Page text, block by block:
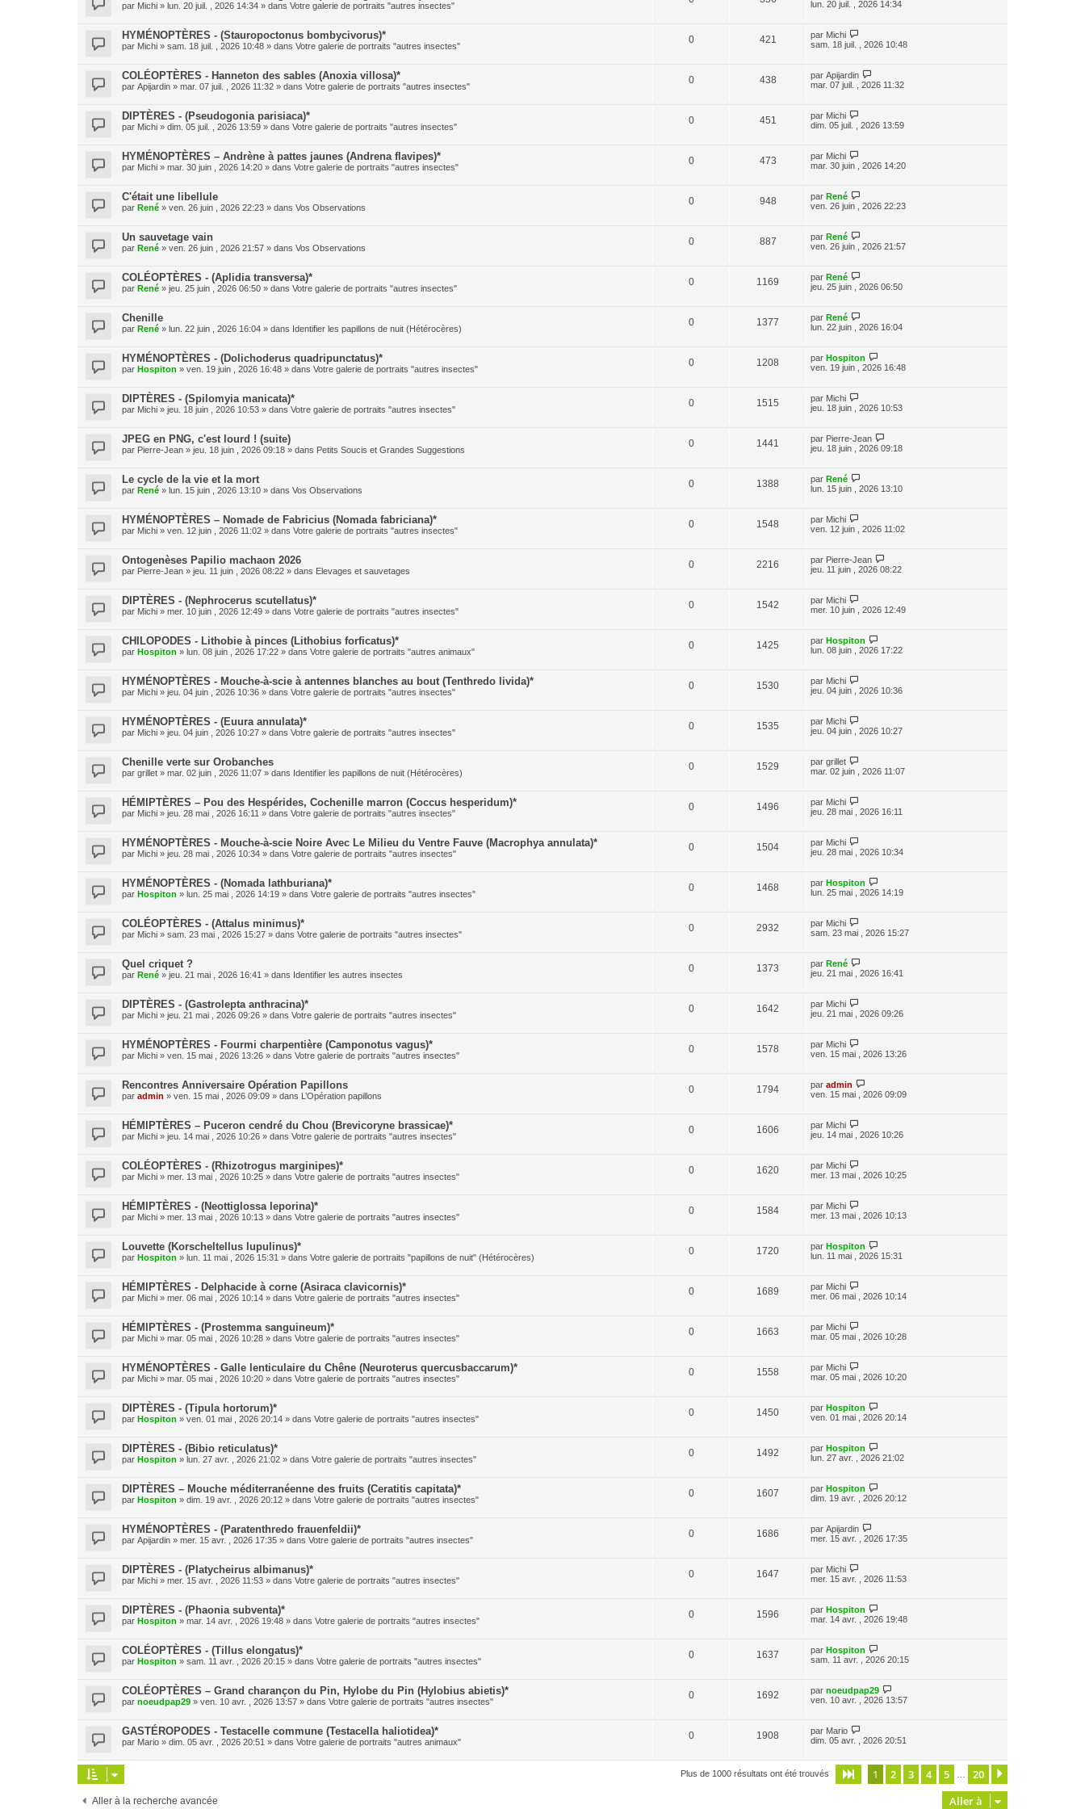
par Michi » lun. 20 juil. , 2026 14:34 » dans Votre galerie de portraits "autres insectes"
lun. 20 juil. , 2026 14:34
HYMÉNOPTÈRES - (Stauropoctonus bombycivorus)*
par Michi » sam. 18 juil. , 2026 10:48 » dans Votre galerie de portraits "autres insectes"
0 421 par Michi
sam. 18 juil. , 2026 10:48
COLÉOPTÈRES - Hanneton des sables (Anoxia villosa)*
par Apijardin » mar. 07 juil. , 2026 11:32 » dans Votre galerie de portraits "autres insectes"
0 438 par Apijardin
mar. 07 juil. , 2026 11:32
DIPTÈRES - (Pseudogonia parisiaca)*
par Michi » dim. 05 juil. , 2026 13:59 » dans Votre galerie de portraits "autres insectes"
0 451 par Michi
dim. 05 juil. , 2026 13:59
HYMÉNOPTÈRES – Andrène à pattes jaunes (Andrena flavipes)*
par Michi » mar. 30 juin , 2026 14:20 » dans Votre galerie de portraits "autres insectes"
0 473 par Michi
mar. 30 juin , 2026 14:20
C'était une libellule
par René » ven. 26 juin , 2026 22:23 » dans Vos Observations
0 948 par René
ven. 26 juin , 2026 22:23
Un sauvetage vain
par René » ven. 26 juin , 2026 21:57 » dans Vos Observations
0 887 par René
ven. 26 juin , 2026 21:57
COLÉOPTÈRES - (Aplidia transversa)*
par René » jeu. 25 juin , 2026 06:50 » dans Votre galerie de portraits "autres insectes"
0 1169 par René
jeu. 25 juin , 2026 06:50
Chenille
par René » lun. 22 juin , 2026 16:04 » dans Identifier les papillons de nuit (Hétérocères)
0 1377 par René
lun. 22 juin , 2026 16:04
HYMÉNOPTÈRES - (Dolichoderus quadripunctatus)*
par Hospiton » ven. 19 juin , 2026 16:48 » dans Votre galerie de portraits "autres insectes"
0 1208 par Hospiton
ven. 19 juin , 2026 16:48
DIPTÈRES - (Spilomyia manicata)*
par Michi » jeu. 18 juin , 2026 10:53 » dans Votre galerie de portraits "autres insectes"
0 1515 par Michi
jeu. 18 juin , 2026 10:53
JPEG en PNG, c'est lourd ! (suite)
par Pierre-Jean » jeu. 18 juin , 2026 09:18 » dans Petits Soucis et Grandes Suggestions
0 1441 par Pierre-Jean
jeu. 18 juin , 2026 09:18
Le cycle de la vie et la mort
par René » lun. 15 juin , 2026 13:10 » dans Vos Observations
0 1388 par René
lun. 15 juin , 2026 13:10
HYMÉNOPTÈRES – Nomade de Fabricius (Nomada fabriciana)*
par Michi » ven. 12 juin , 2026 11:02 » dans Votre galerie de portraits "autres insectes"
0 1548 par Michi
ven. 12 juin , 2026 11:02
Ontogenèses Papilio machaon 2026
par Pierre-Jean » jeu. 11 juin , 2026 08:22 » dans Elevages et sauvetages
0 2216 par Pierre-Jean
jeu. 11 juin , 2026 08:22
DIPTÈRES - (Nephrocerus scutellatus)*
par Michi » mer. 10 juin , 2026 12:49 » dans Votre galerie de portraits "autres insectes"
0 1542 par Michi
mer. 10 juin , 2026 12:49
CHILOPODES - Lithobie à pinces (Lithobius forficatus)*
par Hospiton » lun. 08 juin , 2026 17:22 » dans Votre galerie de portraits "autres animaux"
0 1425 par Hospiton
lun. 08 juin , 2026 17:22
HYMÉNOPTÈRES - Mouche-à-scie à antennes blanches au bout (Tenthredo livida)*
par Michi » jeu. 04 juin , 2026 10:36 » dans Votre galerie de portraits "autres insectes"
0 1530 par Michi
jeu. 04 juin , 2026 10:36
HYMÉNOPTÈRES - (Euura annulata)*
par Michi » jeu. 04 juin , 2026 10:27 » dans Votre galerie de portraits "autres insectes"
0 1535 par Michi
jeu. 04 juin , 2026 10:27
Chenille verte sur Orobanches
par grillet » mar. 02 juin , 2026 11:07 » dans Identifier les papillons de nuit (Hétérocères)
0 1529 par grillet
mar. 02 juin , 2026 11:07
HÉMIPTÈRES – Pou des Hespérides, Cochenille marron (Coccus hesperidum)*
par Michi » jeu. 28 mai , 2026 16:11 » dans Votre galerie de portraits "autres insectes"
0 1496 par Michi
jeu. 28 mai , 2026 16:11
HYMÉNOPTÈRES - Mouche-à-scie Noire Avec Le Milieu du Ventre Fauve (Macrophya annulata)*
par Michi » jeu. 28 mai , 2026 10:34 » dans Votre galerie de portraits "autres insectes"
0 1504 par Michi
jeu. 28 mai , 2026 10:34
HYMÉNOPTÈRES - (Nomada lathburiana)*
par Hospiton » lun. 25 mai , 2026 14:19 » dans Votre galerie de portraits "autres insectes"
0 1468 par Hospiton
lun. 25 mai , 2026 14:19
COLÉOPTÈRES - (Attalus minimus)*
par Michi » sam. 23 mai , 2026 15:27 » dans Votre galerie de portraits "autres insectes"
0 2932 par Michi
sam. 23 mai , 2026 15:27
Quel criquet ?
par René » jeu. 21 mai , 2026 16:41 » dans Identifier les autres insectes
0 1373 par René
jeu. 21 mai , 2026 16:41
DIPTÈRES - (Gastrolepta anthracina)*
par Michi » jeu. 21 mai , 2026 09:26 » dans Votre galerie de portraits "autres insectes"
0 1642 par Michi
jeu. 21 mai , 2026 09:26
HYMÉNOPTÈRES - Fourmi charpentière (Camponotus vagus)*
par Michi » ven. 15 mai , 2026 13:26 » dans Votre galerie de portraits "autres insectes"
0 1578 par Michi
ven. 15 mai , 2026 13:26
Rencontres Anniversaire Opération Papillons
par admin » ven. 15 mai , 2026 09:09 » dans L’Opération papillons
0 1794 par admin
ven. 15 mai , 2026 09:09
HÉMIPTÈRES – Puceron cendré du Chou (Brevicoryne brassicae)*
par Michi » jeu. 14 mai , 2026 10:26 » dans Votre galerie de portraits "autres insectes"
0 1606 par Michi
jeu. 14 mai , 2026 10:26
COLÉOPTÈRES - (Rhizotrogus marginipes)*
par Michi » mer. 13 mai , 2026 10:25 » dans Votre galerie de portraits "autres insectes"
0 1620 par Michi
mer. 13 mai , 2026 10:25
HÉMIPTÈRES - (Neottiglossa leporina)*
par Michi » mer. 13 mai , 2026 10:13 » dans Votre galerie de portraits "autres insectes"
0 1584 par Michi
mer. 13 mai , 2026 10:13
Louvette (Korscheltellus lupulinus)*
par Hospiton » lun. 11 mai , 2026 15:31 » dans Votre galerie de portraits "papillons de nuit" (Hétérocères)
0 1720 par Hospiton
lun. 11 mai , 2026 15:31
HÉMIPTÈRES - Delphacide à corne (Asiraca clavicornis)*
par Michi » mer. 06 mai , 2026 10:14 » dans Votre galerie de portraits "autres insectes"
0 1689 par Michi
mer. 06 mai , 2026 10:14
HÉMIPTÈRES - (Prostemma sanguineum)*
par Michi » mar. 05 mai , 2026 10:28 » dans Votre galerie de portraits "autres insectes"
0 1663 par Michi
mar. 05 mai , 2026 10:28
HYMÉNOPTÈRES - Galle lenticulaire du Chêne (Neuroterus quercusbaccarum)*
par Michi » mar. 05 mai , 2026 10:20 » dans Votre galerie de portraits "autres insectes"
0 1558 par Michi
mar. 05 mai , 2026 10:20
DIPTÈRES - (Tipula hortorum)*
par Hospiton » ven. 01 mai , 2026 20:14 » dans Votre galerie de portraits "autres insectes"
0 1450 par Hospiton
ven. 01 mai , 2026 20:14
DIPTÈRES - (Bibio reticulatus)*
par Hospiton » lun. 27 avr. , 2026 21:02 » dans Votre galerie de portraits "autres insectes"
0 1492 par Hospiton
lun. 27 avr. , 2026 21:02
DIPTÈRES – Mouche méditerranéenne des fruits (Ceratitis capitata)*
par Hospiton » dim. 19 avr. , 2026 20:12 » dans Votre galerie de portraits "autres insectes"
0 1607 par Hospiton
dim. 19 avr. , 2026 20:12
HYMÉNOPTÈRES - (Paratenthredo frauenfeldii)*
par Apijardin » mer. 15 avr. , 2026 17:35 » dans Votre galerie de portraits "autres insectes"
0 1686 par Apijardin
mer. 15 avr. , 2026 17:35
DIPTÈRES - (Platycheirus albimanus)*
par Michi » mer. 15 avr. , 2026 11:53 » dans Votre galerie de portraits "autres insectes"
0 1647 par Michi
mer. 15 avr. , 2026 11:53
DIPTÈRES - (Phaonia subventa)*
par Hospiton » mar. 14 avr. , 2026 19:48 » dans Votre galerie de portraits "autres insectes"
0 1596 par Hospiton
mar. 14 avr. , 2026 19:48
COLÉOPTÈRES - (Tillus elongatus)*
par Hospiton » sam. 11 avr. , 2026 20:15 » dans Votre galerie de portraits "autres insectes"
0 1637 par Hospiton
sam. 11 avr. , 2026 20:15
COLÉOPTÈRES – Grand charançon du Pin, Hylobe du Pin (Hylobius abietis)*
par noeudpap29 » ven. 10 avr. , 2026 13:57 » dans Votre galerie de portraits "autres insectes"
0 1692 par noeudpap29
ven. 10 avr. , 2026 13:57
GASTÉROPODES - Testacelle commune (Testacella haliotidea)*
par Mario » dim. 05 avr. , 2026 20:51 » dans Votre galerie de portraits "autres animaux"
0 1908 par Mario
dim. 05 avr. , 2026 20:51
Plus de 1000 résultats ont été trouvés Page sur20
1 2 3 4 5 20
Aller à la recherche avancée Aller à